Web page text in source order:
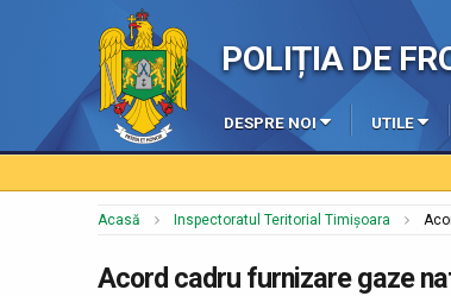
POLIȚIA DE
DESPRE NOI UTILE
Acasă Inspectoratul Teritorial Timișoara
Acord cadru furnizare gaze